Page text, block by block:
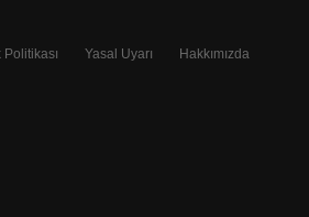
Yasal Uyarı Hakkımızda